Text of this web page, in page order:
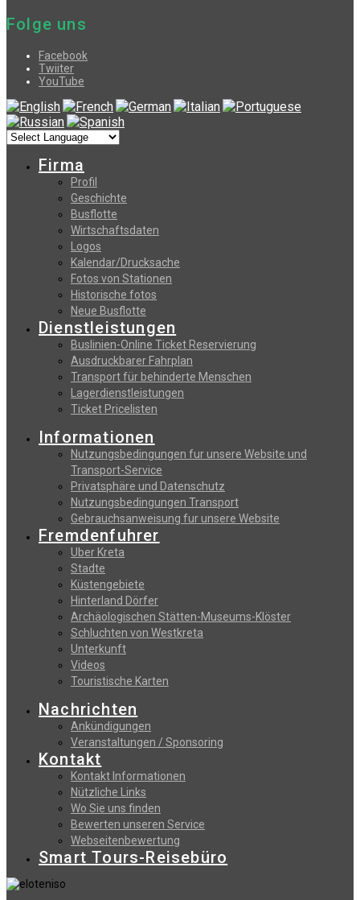
Folge uns
Facebook
Twiiter
YouTube
Firma
Profil
Geschichte
Busflotte
Wirtschaftsdaten
Logos
Kalendar/Drucksache
Fotos von Stationen
Historische fotos
Neue Busflotte
Dienstleistungen
Buslinien-Online Ticket Reservierung
Αusdruckbarer Fahrplan
Transport für behinderte Menschen
Lagerdienstleistungen
Ticket Pricelisten
Informationen
Nutzungsbedingungen fur unsere Website und
Transport-Service
Privatsphäre und Datenschutz
Nutzungsbedingungen Transport
Gebrauchsanweisung fur unsere Website
Fremdenfuhrer
Uber Kreta
Stadte
Küstengebiete
Hinterland Dörfer
Archäologischen Stätten-Museums-Klöster
Schluchten von Westkreta
Unterkunft
Videos
Touristische Karten
Nachrichten
Ankündigungen
Veranstaltungen / Sponsoring
Kontakt
Kontakt Informationen
Nützliche Links
Wo Sie uns finden
Bewerten unseren Service
Webseitenbewertung
Smart Tours-Reisebüro